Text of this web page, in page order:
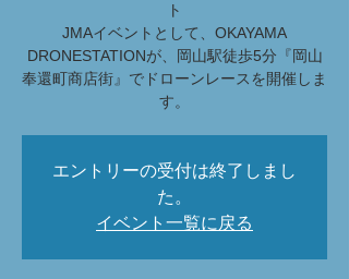
ト
JMAイベントとして、OKAYAMA
DRONESTATIONが、岡山駅徒歩5分『岡山
奉還町商店街』でドローンレースを開催しま
す。
エントリーの受付は終了しまし
た。
イベント一覧に戻る